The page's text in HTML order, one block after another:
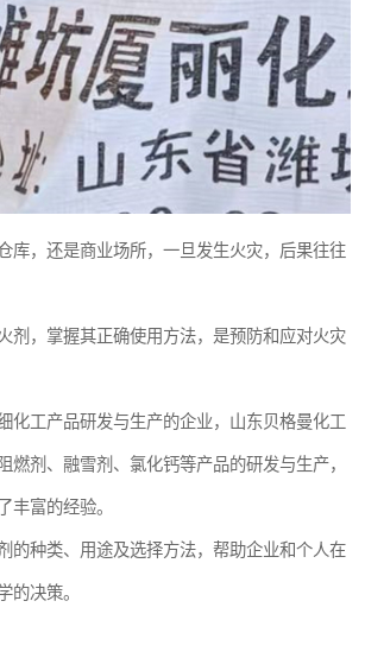
库，还是商业场所，一旦发生火灾，后果往往
剂，掌握其正确使用方法，是预防和应对火灾
化工产品研发与生产的企业，山东贝格曼化工
燃剂、融雪剂、氯化钙等产品的研发与生产，
丰富的经验。
的种类、用途及选择方法，帮助企业和个人在
的决策。